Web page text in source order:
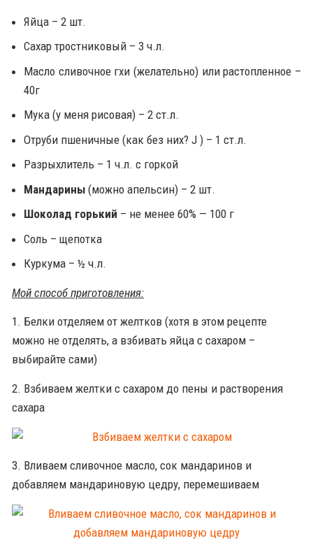
Яйца – 2 шт.
Сахар тростниковый – 3 ч.л.
Масло сливочное гхи (желательно) или растопленное –
40г
Мука (у меня рисовая) – 2 ст.л.
Отруби пшеничные (как без них? J ) – 1 ст.л.
Разрыхлитель – 1 ч.л. с горкой
Мандарины (можно апельсин) – 2 шт.
Шоколад горький – не менее 60% — 100 г
Соль – щепотка
Куркума – ½ ч.л.
Мой способ приготовления:
1. Белки отделяем от желтков (хотя в этом рецепте
можно не отделять, а взбивать яйца с сахаром –
выбирайте сами)
2. Взбиваем желтки с сахаром до пены и растворения
сахара
3. Вливаем сливочное масло, сок мандаринов и
добавляем мандариновую цедру, перемешиваем